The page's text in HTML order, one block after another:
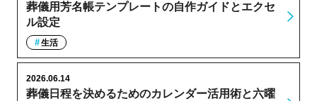
葬儀用芳名帳テンプレートの自作ガイドとエクセ
ル設定
生活
葬儀日程を決めるためのカレンダー活用術と六曜
2026.06.14